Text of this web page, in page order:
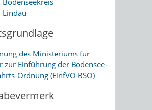
Bodenseekreis
Lindau
des Ministeriums für
zur Einführung der Bodensee-
Ordnung (EinfVO-BSO)